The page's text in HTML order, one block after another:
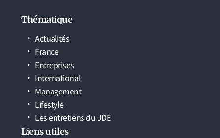
Thématique
Actualités
France
Entreprises
International
Management
Lifestyle
Les entretiens du JDE
Liens utiles